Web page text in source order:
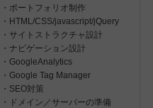
・ポートフォリオ制作
・HTML/CSS/javascript/jQuery
・サイトストラクチャ設計
・ナビゲーション設計
・GoogleAnalytics
・Google Tag Manager
・SEO対策
・ドメイン／サーバーの準備